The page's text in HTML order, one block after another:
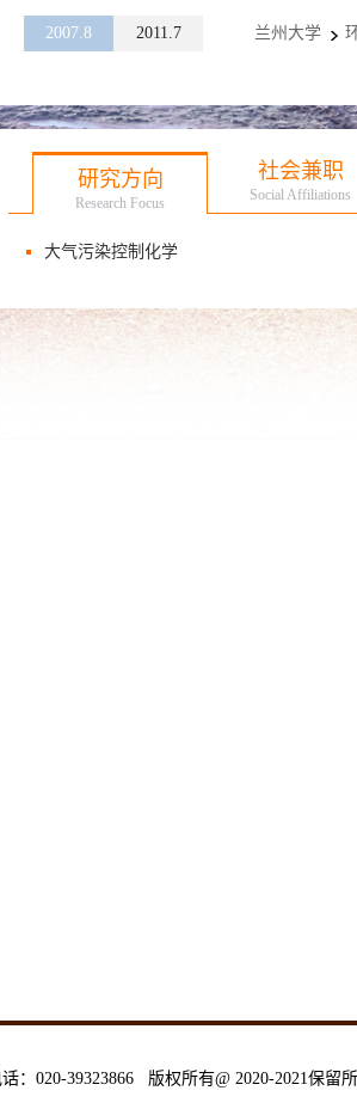
2007.8 2011.7 兰州大学
研究方向
Research Focus
社会兼职
Social Affiliations
大气污染控制化学
：020-39323866 版权所有@ 2020-2021保留